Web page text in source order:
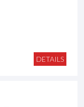
DETAILS